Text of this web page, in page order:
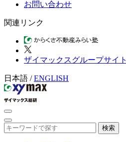
お問い合わせ
関連リンク
ザイマックスグループサイト
日本語 /ENGLISH
検索